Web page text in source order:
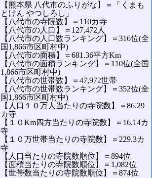
【熊本県 八代市のふりがな】＝「くまも
とけん やつしろし」
【八代市の寺院数】＝110カ寺
【八代市の人口】＝127,472人
【八代市の人口数ランキング】＝316位(全
国1,866市区町村中)
【八代市の面積】＝681.36平方Km
【八代市の面積ランキング】＝110位(全国
1,866市区町村中)
【八代市の世帯数】＝47,972世帯
【八代市の世帯数ランキング】＝352位(全
国1,866市区町村中)
【人口１０万人当たりの寺院数】＝86.29
カ寺
【１０Km四方当たりの寺院数】＝16.14カ
寺
【１０万世帯当たりの寺院数】＝229.3カ
寺
【人口当たりの寺院数順位】＝894位
【面積当たりの寺院数順位】＝1,082位
【世帯数当たりの寺院数順位】＝874位